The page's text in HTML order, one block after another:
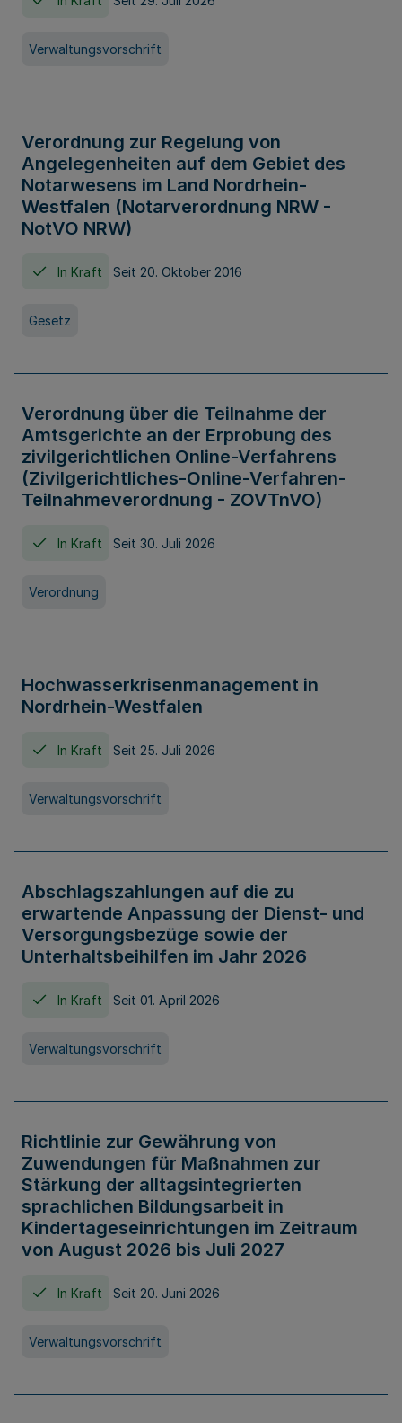
Verwaltungsvorschrift
Verordnung zur Regelung von
Angelegenheiten auf dem Gebiet des
Notarwesens im Land Nordrhein-
Westfalen (Notarverordnung NRW -
NotVO NRW)
In Kraft Seit 20. Oktober 2016
Gesetz
Verordnung über die Teilnahme der
Amtsgerichte an der Erprobung des
zivilgerichtlichen Online-Verfahrens
(Zivilgerichtliches-Online-Verfahren-
Teilnahmeverordnung - ZOVTnVO)
In Kraft Seit 30. Juli 2026
Verordnung
Hochwasserkrisenmanagement in
Nordrhein-Westfalen
In Kraft Seit 25. Juli 2026
Verwaltungsvorschrift
Abschlagszahlungen auf die zu
erwartende Anpassung der Dienst- und
Versorgungsbezüge sowie der
Unterhaltsbeihilfen im Jahr 2026
In Kraft Seit 01. April 2026
Verwaltungsvorschrift
Richtlinie zur Gewährung von
Zuwendungen für Maßnahmen zur
Stärkung der alltagsintegrierten
sprachlichen Bildungsarbeit in
Kindertageseinrichtungen im Zeitraum
von August 2026 bis Juli 2027
In Kraft Seit 20. Juni 2026
Verwaltungsvorschrift